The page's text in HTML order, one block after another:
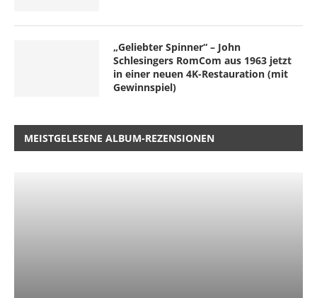
„Geliebter Spinner“ – John
Schlesingers RomCom aus 1963 jetzt
in einer neuen 4K-Restauration (mit
Gewinnspiel)
MEISTGELESENE ALBUM-REZENSIONEN